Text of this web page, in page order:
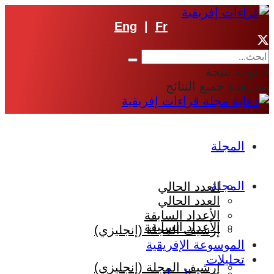
Eng | Fr
توجد نتيجة
جميع النتائج
المجلة
العدد الحالي
الأعداد السابقة
إرشيف المجلة (إنجليزي)
المجلة
العدد الحالي
الأعداد السابقة
إرشيف المجلة (إنجليزي)
الموسوعة الإفريقية
تحليلات